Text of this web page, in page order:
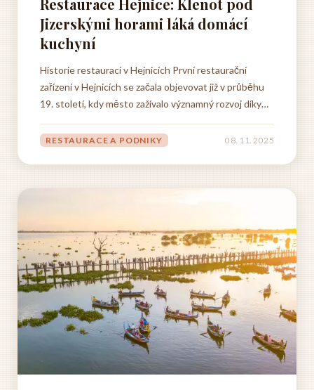
Jizerskými horami láká domácí
kuchyní
Historie restaurací v Hejnicích První restaurační
zařízení v Hejnicích se začala objevovat již v průběhu
19. století, kdy město zažívalo významný rozvoj díky
nejstarší pohostinská zařízení patřila hospoda U
RESTAURACE A PODNIKY 08. 11. 2025